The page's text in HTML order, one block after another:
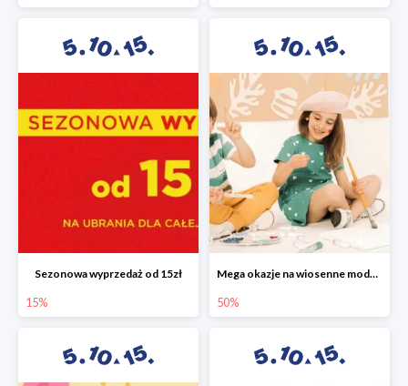
Sezonowa wyprzedaż od 15zł
15%
Mega okazje na wiosenne modele w 5.10.15 do -50%
50%